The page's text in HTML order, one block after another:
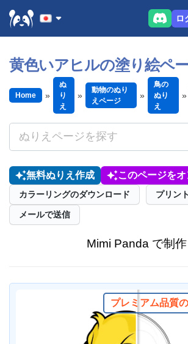
ロ
黄色いアヒルの塗り絵ペ
Home
ぬ
り
え
動物のぬり
えページ
鳥の
ぬり
え
無料ぬりえ作成 このページを
カラーリングのダウンロード プリン
メールで送信
Mimi Panda で制作
プレミアム品質